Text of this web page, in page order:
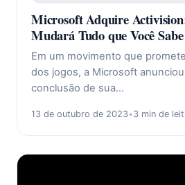
Microsoft Adquire
Mudará Tudo que Você
Em um movimento que
dos jogos, a Microsoft
conclusão de sua…
13 de outubro de 2023•3 min de